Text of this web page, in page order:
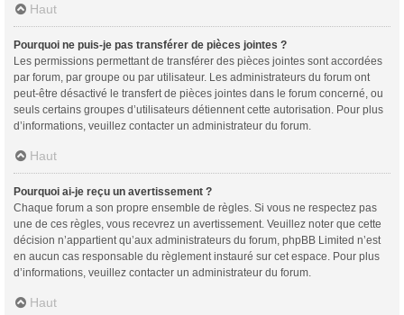
Haut
Pourquoi ne puis-je pas transférer de pièces jointes ?
Les permissions permettant de transférer des pièces jointes sont accordées
par forum, par groupe ou par utilisateur. Les administrateurs du forum ont
peut-être désactivé le transfert de pièces jointes dans le forum concerné, ou
seuls certains groupes d’utilisateurs détiennent cette autorisation. Pour plus
d’informations, veuillez contacter un administrateur du forum.
Haut
Pourquoi ai-je reçu un avertissement ?
Chaque forum a son propre ensemble de règles. Si vous ne respectez pas
une de ces règles, vous recevrez un avertissement. Veuillez noter que cette
décision n’appartient qu’aux administrateurs du forum, phpBB Limited n’est
en aucun cas responsable du règlement instauré sur cet espace. Pour plus
d’informations, veuillez contacter un administrateur du forum.
Haut